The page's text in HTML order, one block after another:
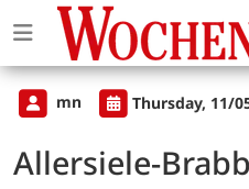
mn Thursday, 11/
Allersiele-